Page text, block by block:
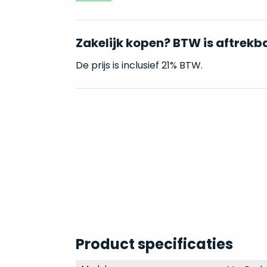
Zakelijk kopen? BTW is
De prijs is inclusief 21% BTW.
Product specificaties